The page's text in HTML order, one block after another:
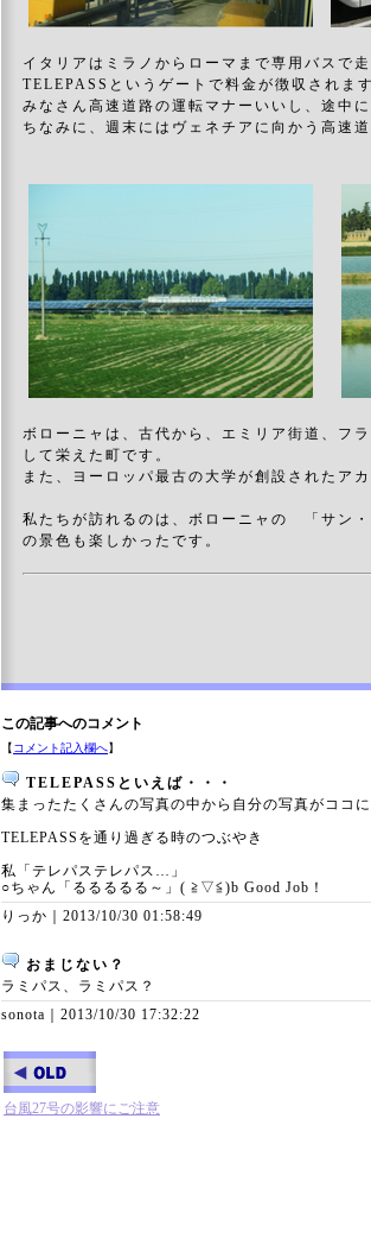
イタリアはミラノからローマまで専用バスで
TELEPASSというゲートで料金が徴収されま
みなさん高速道路の運転マナーいいし、途中
ちなみに、週末にはヴェネチアに向かう高速
ボローニャは、古代から、エミリア街道、フ
して栄えた町です。
また、ヨーロッパ最古の大学が創設されたア
私たちが訪れるのは、ボローニャの 「サン
の景色も楽しかったです。
この記事へのコメント
【コメント記入欄へ】
TELEPASSといえば・・・
集まったたくさんの写真の中から自分の写真がココ
TELEPASSを通り過ぎる時のつぶやき
私「テレパステレパス…」
○ちゃん「るるるるる～」( ≧▽≦)b Good Job！
りっか｜ 2013/10/30 01:58:49
おまじない？
ラミパス、ラミパス？
sonota｜ 2013/10/30 17:32:22
台風27号の影響にご注意